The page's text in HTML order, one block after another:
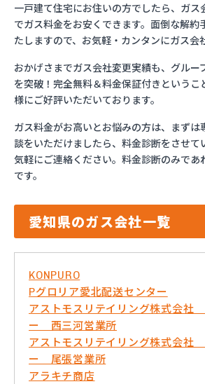
一戸建て住宅にお住いの方でしたら、ガス
でガス料金をお安くできます。面倒な解約
たしますので、お気軽・カンタンにガス会
おかげさまでガス会社変更実績も、グルー
を突破！完全無料＆料金保証付きというこ
様にご好評いただいております。
ガス料金がお高いとお悩みの方は、まずは
談をいただけましたら、料金診断をさせて
気軽にご連絡ください。料金診断のみであ
です。
愛知県のガス会社一覧
KONPURO
Pグロリア愛北配送センター
アストモスリテイリング株式会社
ー 西三河営業所
アストモスリテイリング株式会社
ー 尾張営業所
アラキチ商店